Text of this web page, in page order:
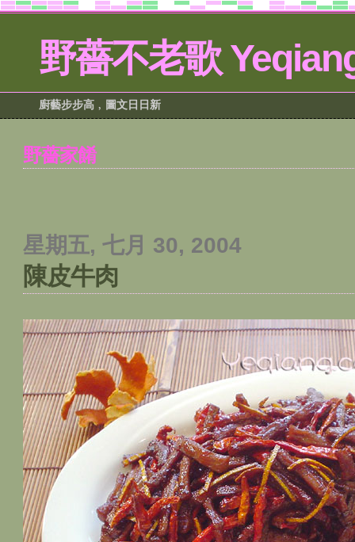
野薔不老歌
廚藝步步高﹐圖文日日新
野薔家餚
星期五, 七月 30, 2004
陳皮牛肉